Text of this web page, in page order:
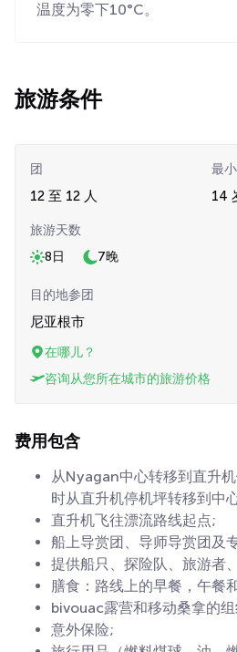
温度为零下10°C。
旅游条件
团
12 至 12 人
最
14
旅游天数
8日
7晚
目的地参团
尼亚根市
在哪儿？
咨询从您所在城市的旅游价格
费用包含
从Nyagan中心转移到直升
时从直升机停机坪转移到中
直升机飞往漂流路线起点;
船上导赏团、导师导赏团及
提供船只、探险队、旅游者
膳食：路线上的早餐，午餐
bivouac露营和移动桑拿的
意外保险;